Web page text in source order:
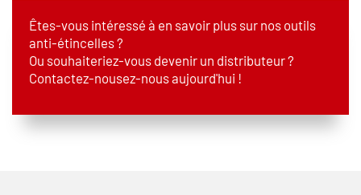
Êtes-vous intéressé à en savoir plus sur nos outils
anti-étincelles ?
Ou souhaiteriez-vous devenir un distributeur ?
Contactez-nousez-nous aujourd'hui !